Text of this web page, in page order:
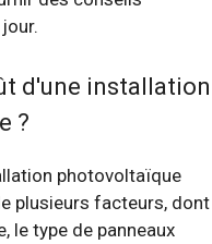
d'une installation
?
photovoltaïque
plusieurs facteurs, dont
le type de panneaux